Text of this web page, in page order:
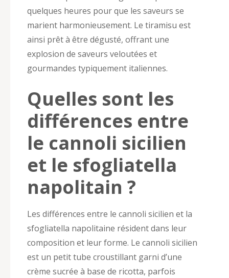
quelques heures pour que les saveurs se
marient harmonieusement. Le tiramisu est
ainsi prêt à être dégusté, offrant une
explosion de saveurs veloutées et
gourmandes typiquement italiennes.
Quelles sont les
différences entre
le cannoli sicilien
et le sfogliatella
napolitain ?
Les différences entre le cannoli sicilien et la
sfogliatella napolitaine résident dans leur
composition et leur forme. Le cannoli sicilien
est un petit tube croustillant garni d’une
crème sucrée à base de ricotta, parfois